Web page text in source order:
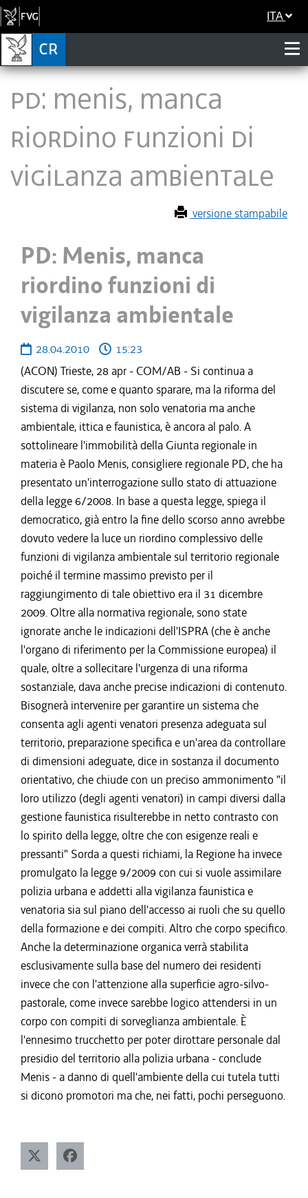
ITA
PD: Menis, manca
riordino funzioni di
vigilanza ambientale
versione stampabile
PD: Menis, manca
riordino funzioni di
vigilanza ambientale
28.04.2010
15:23
(ACON) Trieste, 28 apr - COM/AB - Si continua a
discutere se, come e quanto sparare, ma la riforma del
sistema di vigilanza, non solo venatoria ma anche
ambientale, ittica e faunistica, è ancora al palo. A
sottolineare l'immobilità della Giunta regionale in
materia è Paolo Menis, consigliere regionale PD, che ha
presentato un'interrogazione sullo stato di attuazione
della legge 6/2008. In base a questa legge, spiega il
democratico, già entro la fine dello scorso anno avrebbe
dovuto vedere la luce un riordino complessivo delle
funzioni di vigilanza ambientale sul territorio regionale
poiché il termine massimo previsto per il
raggiungimento di tale obiettivo era il 31 dicembre
2009. Oltre alla normativa regionale, sono state
ignorate anche le indicazioni dell'ISPRA (che è anche
l'organo di riferimento per la Commissione europea) il
quale, oltre a sollecitare l'urgenza di una riforma
sostanziale, dava anche precise indicazioni di contenuto.
Bisognerà intervenire per garantire un sistema che
consenta agli agenti venatori presenza adeguata sul
territorio, preparazione specifica e un'area da controllare
di dimensioni adeguate, dice in sostanza il documento
orientativo, che chiude con un preciso ammonimento "il
loro utilizzo (degli agenti venatori) in campi diversi dalla
gestione faunistica risulterebbe in netto contrasto con
lo spirito della legge, oltre che con esigenze reali e
pressanti" Sorda a questi richiami, la Regione ha invece
promulgato la legge 9/2009 con cui si vuole assimilare
polizia urbana e addetti alla vigilanza faunistica e
venatoria sia sul piano dell'accesso ai ruoli che su quello
della formazione e dei compiti. Altro che corpo specifico.
Anche la determinazione organica verrà stabilita
esclusivamente sulla base del numero dei residenti
invece che con l'attenzione alla superficie agro-silvo-
pastorale, come invece sarebbe logico attendersi in un
corpo con compiti di sorveglianza ambientale. È
l'ennesimo trucchetto per poter dirottare personale dal
presidio del territorio alla polizia urbana - conclude
Menis - a danno di quell'ambiente della cui tutela tutti
si dicono promotori ma che, nei fatti, pochi perseguono.